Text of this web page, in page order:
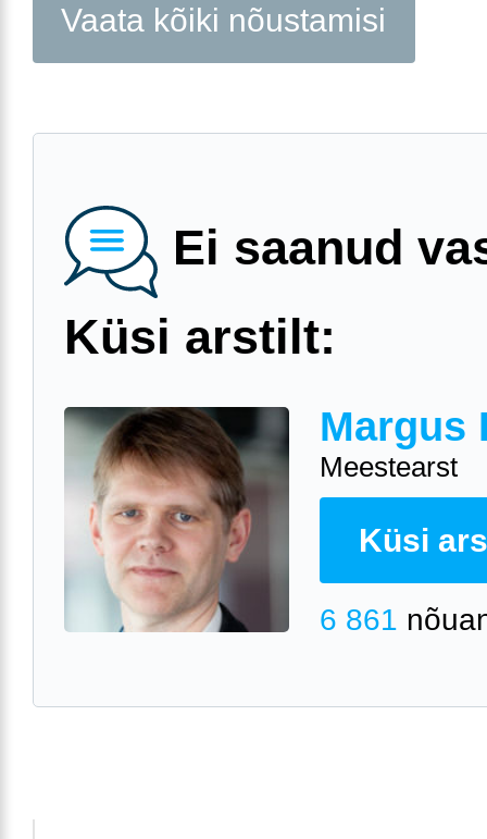
Vaata kõiki nõustamisi
Ei saanud
Küsi arstilt:
Margus
Meestearst
Küsi
6 861